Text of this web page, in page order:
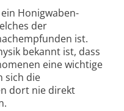
Honigwaben-
der
ist.
bekannt ist, dass
eine wichtige
sich die
dort nie direkt